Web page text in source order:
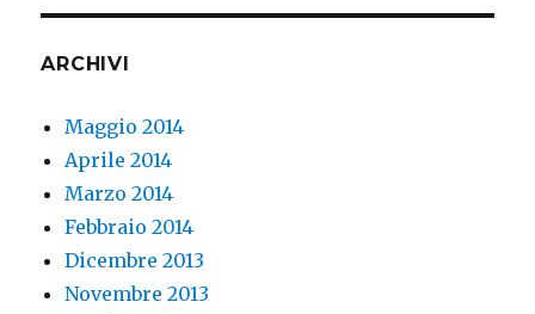
ARCHIVI
Maggio 2014
Aprile 2014
Marzo 2014
Febbraio 2014
Dicembre 2013
Novembre 2013